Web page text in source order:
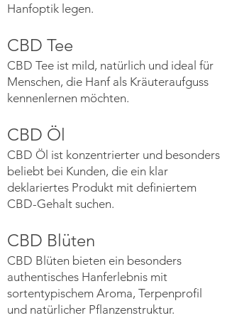
Hanfoptik legen.
CBD Tee
CBD Tee ist mild, natürlich und ideal für
Menschen, die Hanf als Kräuteraufguss
kennenlernen möchten.
CBD Öl
CBD Öl ist konzentrierter und besonders
beliebt bei Kunden, die ein klar
deklariertes Produkt mit definiertem
CBD-Gehalt suchen.
CBD Blüten
CBD Blüten bieten ein besonders
authentisches Hanferlebnis mit
sortentypischem Aroma, Terpenprofil
und natürlicher Pflanzenstruktur.